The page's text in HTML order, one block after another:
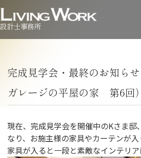
設計士事務所
完成見学会・最終のお知ら
ガレージの平屋の家 第6回）
現在、完成見学会を開催中のKさま邸
なり、お施主様の家具やカーテンが入
家具が入ると一段と素敵なインテリア